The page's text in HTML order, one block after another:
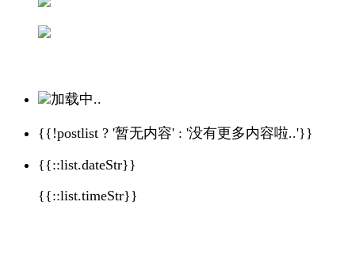
加载中..
{{!postlist ? '暂无内容' : '没有更多内容啦..'}}
{{::list.dateStr}}
{{::list.timeStr}}